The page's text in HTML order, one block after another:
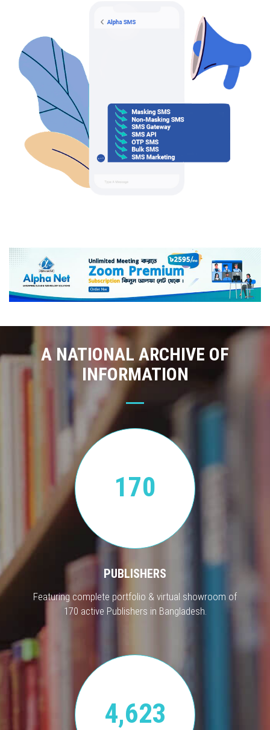
A NATIONAL ARCHIVE OF
INFORMATION
170
PUBLISHERS
Featuring complete portfolio & virtual showroom of
170 active Publishers in Bangladesh.
4,623